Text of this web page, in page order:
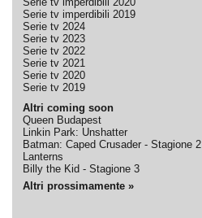
Serie tv imperdibili 2019
Serie tv 2024
Serie tv 2023
Serie tv 2022
Serie tv 2021
Serie tv 2020
Serie tv 2019
Altri coming soon
Queen Budapest
Linkin Park: Unshatter
Batman: Caped Crusader - Stagione 2
Lanterns
Billy the Kid - Stagione 3
Altri prossimamente »